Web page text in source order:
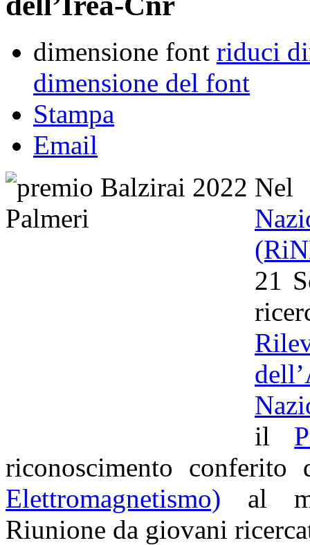
dimensione font riduci
dimensione del font
Stampa
Email
21
il
riconoscimento
Elettromagnetismo) al
Riunione da giovani